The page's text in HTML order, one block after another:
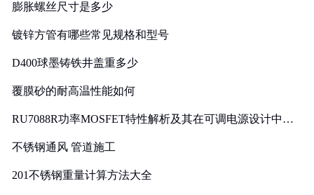
膨胀螺丝尺寸是多少
镀锌方管有哪些常见规格和型号
D400球墨铸铁井盖重多少
覆膜砂的耐高温性能如何
RU7088R功率MOSFET特性解析及其在可调电源设计中的
不锈钢通风 管道施工
201不锈钢重量计算方法大全